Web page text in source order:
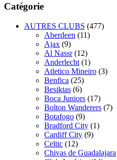
Catégorie
AUTRES CLUBS (477)
Aberdeen (11)
Ajax (9)
Al Nassr (12)
Anderlecht (1)
Atletico Mineiro (3)
Benfica (25)
Besiktas (6)
Boca Juniors (17)
Bolton Wanderers (7)
Botafogo (9)
Bradford City (1)
Cardiff City (9)
Celtic (12)
Chivas de Guadalajara